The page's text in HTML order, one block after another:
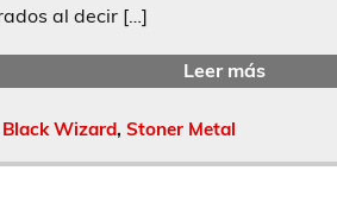
al decir […]
Leer más
Black Wizard, Stoner Metal